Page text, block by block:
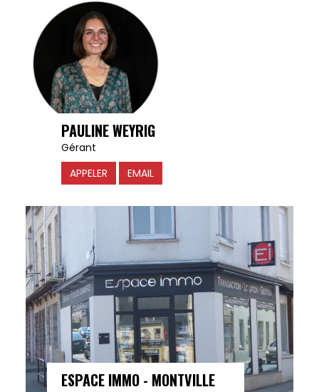
PAULINE WEYRIG
Gérant
APPELER
EMAIL
ESPACE IMMO - MONTVILLE